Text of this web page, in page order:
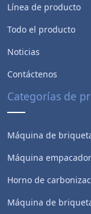
Línea de producto
Todo el producto
Noticias
Contáctenos
Categorías de
Máquina de
Máquina
Horno de
Máquina de